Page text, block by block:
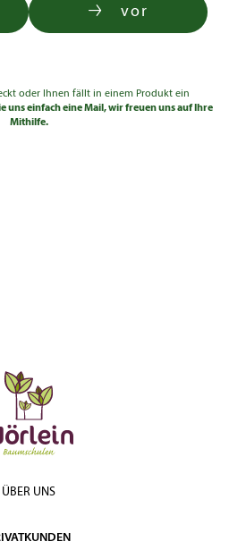
vor
oder Ihnen fällt in einem Produkt ein
uns einfach eine Mail, wir freuen uns auf Ihre
Mithilfe.
ÜBER UNS